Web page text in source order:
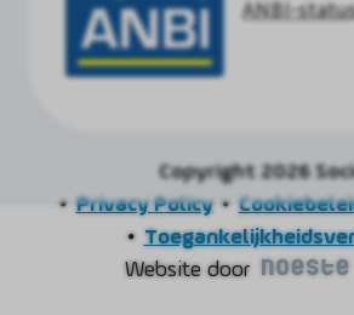
ANBI-
Copyright 2026
Privacy Policy
Website door